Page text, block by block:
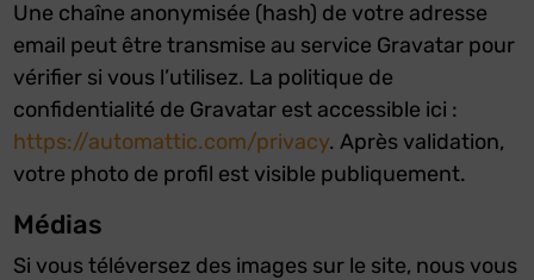
Une chaîne anonymisée (hash) de votre adresse
email peut être transmise au service Gravatar pour
vérifier si vous l’utilisez. La politique de
confidentialité de Gravatar est accessible ici :
https://automattic.com/privacy. Après validation,
votre photo de profil est visible publiquement.
Médias
Si vous téléversez des images sur le site, nous vous